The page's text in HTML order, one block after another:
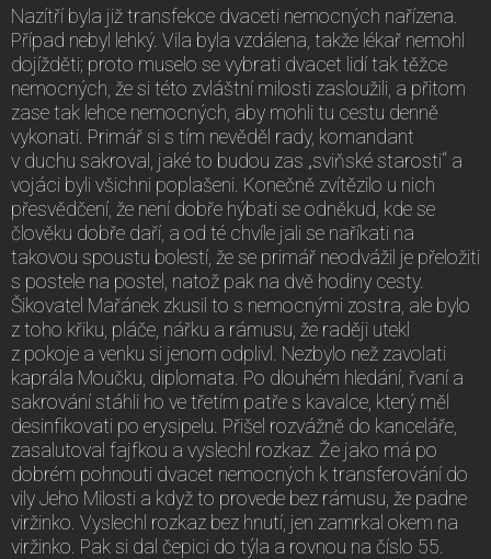
Nazítří byla již transfekce dvaceti nemocných nařízena.
Případ nebyl lehký. Vila byla vzdálena, takže lékař nemohl
dojížděti; proto muselo se vybrati dvacet lidí tak těžce
nemocných, že si této zvláštní milosti zasloužili, a přitom
zase tak lehce nemocných, aby mohli tu cestu denně
vykonati. Primář si s tím nevěděl rady, komandant
v duchu sakroval, jaké to budou zas „sviňské starosti“ a
vojáci byli všichni poplašeni. Konečně zvítězilo u nich
přesvědčení, že není dobře hýbati se odněkud, kde se
člověku dobře daří, a od té chvíle jali se naříkati na
takovou spoustu bolestí, že se primář neodvážil je přeložiti
s postele na postel, natož pak na dvě hodiny cesty.
Šikovatel Mařánek zkusil to s nemocnými zostra, ale bylo
z toho křiku, pláče, nářku a rámusu, že raději utekl
z pokoje a venku si jenom odplivl. Nezbylo než zavolati
kaprála Moučku, diplomata. Po dlouhém hledání, řvaní a
sakrování stáhli ho ve třetím patře s kavalce, který měl
desinfikovati po erysipelu. Přišel rozvážně do kanceláře,
zasalutoval fajfkou a vyslechl rozkaz. Že jako má po
dobrém pohnouti dvacet nemocných k transferování do
vily Jeho Milosti a když to provede bez rámusu, že padne
viržinko. Vyslechl rozkaz bez hnutí, jen zamrkal okem na
viržinko. Pak si dal čepici do týla a rovnou na číslo 55.